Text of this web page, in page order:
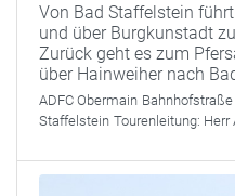
Von Bad Staffelstein
und über Burgkunstadt
Zurück geht es zum
über Hainweiher nach
ADFC Obermain Bahnhofstraße
Staffelstein Tourenleitung: Herr